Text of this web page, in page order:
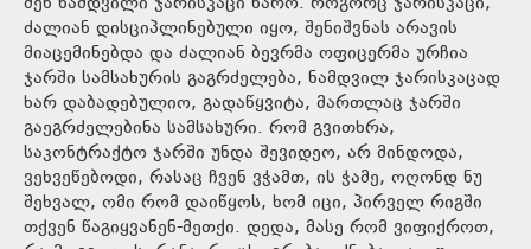
ძალიან დისციპლინებული იყო, შენიშვნას არავის
მიაცემინებდა და ძალიან ბევრმა ოფიცერმა ურჩია
ჯარში სამსახურის გაგრძელება, ნამდვილ ჯარისკაცად
ხარ დაბადებულიო, გადაწყვიტა, მართლაც ჯარში
გაეგრძელებინა სამსახური. რომ გვითხრა,
საკონტრაქტო ჯარში უნდა შევიდეო, არ მინდოდა,
ვეხვეწებოდი, რასაც ჩვენ ვჭამთ, ის ჭამე, ოღონდ ნუ
შეხვალ, ომი რომ დაიწყოს, ხომ იცი, პირველ რიგში
თქვენ წაგიყვანენ-მეთქი. დედა, მასე რომ ვიფიქროთ,